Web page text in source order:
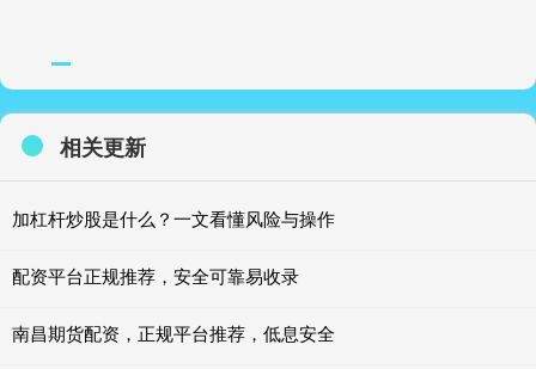
相关更新
加杠杆炒股是什么？一文看懂风险与操作
配资平台正规推荐，安全可靠易收录
南昌期货配资，正规平台推荐，低息安全